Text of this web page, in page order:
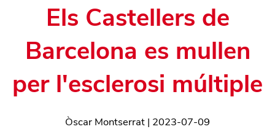
Els Castellers de
Barcelona es mullen
per l'esclerosi múltiple
Òscar Montserrat | 2023-07-09